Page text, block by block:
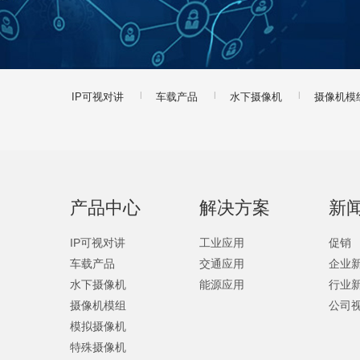
IP可视对讲 | 车载产品 | 水下摄像机 | 摄像机模
产品中心
IP可视对讲
车载产品
水下摄像机
摄像机模组
模拟摄像机
特殊摄像机
解决方案
工业应用
交通应用
能源应用
新
促销
企业
行业
公司